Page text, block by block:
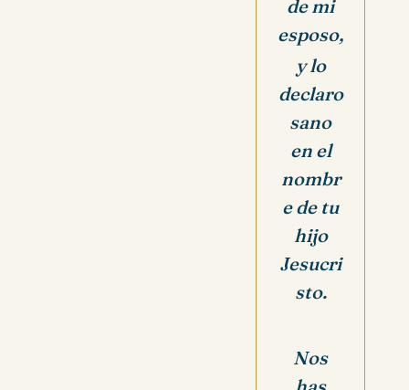
de mi
esposo,
y lo
declaro
sano
en el
nombr
e de tu
hijo
Jesucri
sto.
Nos